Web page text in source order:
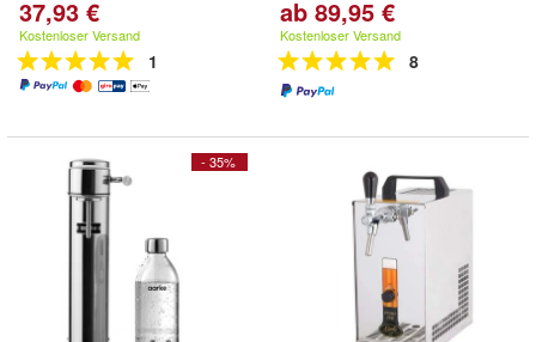
37,93 €
Kostenloser Versand
1
ab 89,95 €
Kostenloser Versand
8
- 35%